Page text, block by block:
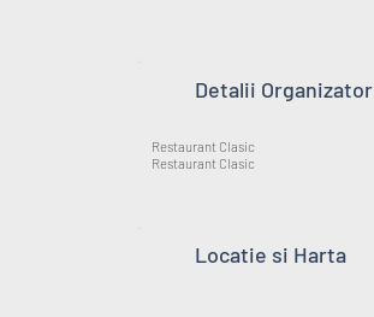
Detalii Organizator
Restaurant Clasic
Restaurant Clasic
Locatie si Harta